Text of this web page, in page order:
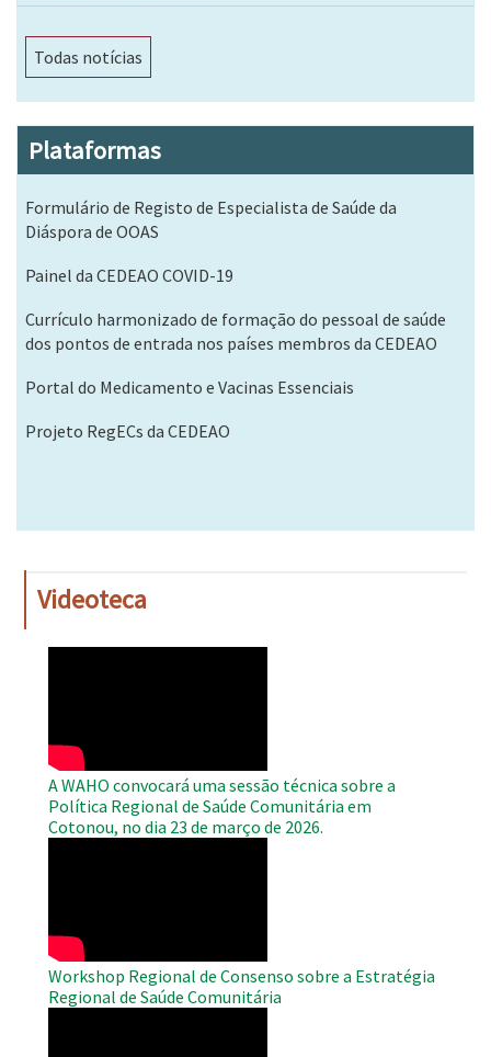
Todas notícias
Plataformas
Formulário de Registo de Especialista de Saúde da
Diáspora de OOAS
Painel da CEDEAO COVID-19
Currículo harmonizado de formação do pessoal de saúde
dos pontos de entrada nos países membros da CEDEAO
Portal do Medicamento e Vacinas Essenciais
Projeto RegECs da CEDEAO
Videoteca
A WAHO convocará uma sessão técnica sobre a
Política Regional de Saúde Comunitária em
Cotonou, no dia 23 de março de 2026.
Workshop Regional de Consenso sobre a Estratégia
Regional de Saúde Comunitária